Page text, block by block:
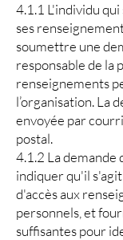
4.1.1 L'individu
ses
soumettre une
responsable de la
renseignements
l’organisation. La
envoyée par
postal.
4.1.2 La
indiquer qu'il
d'accès aux
personnels, et
suffisantes pour